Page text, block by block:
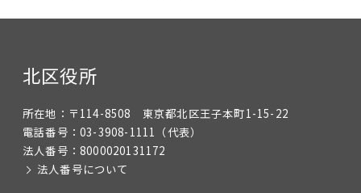
北区役所
所在地： 〒114-8508 東京都北区王子本町1-15-22
電話番号： 03-3908-1111 （代表）
法人番号： 8000020131172
法人番号について